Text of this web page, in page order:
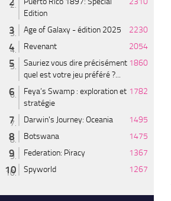
Edition
Age of Galaxy - édition 2025
2230
Revenant
2054
Sauriez vous dire précisément
quel est votre jeu préféré ?...
1860
Feya’s Swamp : exploration et
stratégie
1782
Darwin's Journey: Oceania
1495
Botswana
1475
Federation: Piracy
1367
Spyworld
1267